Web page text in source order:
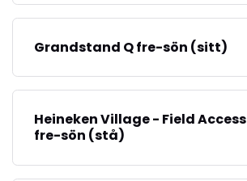
Grandstand Q fre-sön (sitt)
Heineken Village - Field Access
fre-sön (stå)